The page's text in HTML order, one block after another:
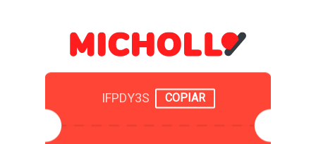
IFPDY3S COPIAR